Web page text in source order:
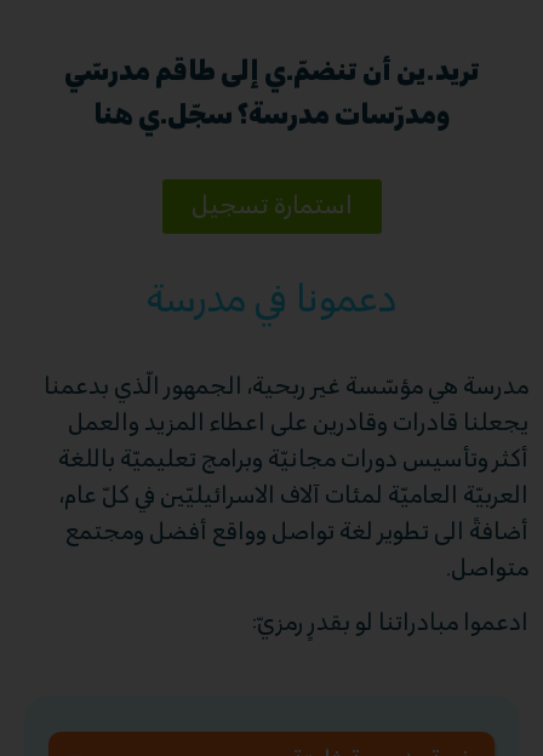
تريد.ين أن تنضمّ.ي إلى طاقم مدرسّي
ومدرّسات مدرسة؟ سجّل.ي هنا
استمارة تسجيل
دعمونا في مدرسة
مدرسة هي مؤسّسة غير ربحية، الجمهور الّذي بدعمنا
يجعلنا قادرات وقادرين على اعطاء المزيد والعمل
أكثر وتأسيس دورات مجانيّة وبرامج تعليميّة باللغة
العربيّة العاميّة لمئات آلاف الاسرائيليّين في كلّ عام،
أضافةً الى تطوير لغة تواصل وواقع أفضل ومجتمع
متواصل.
ادعموا مبادراتنا لو بقدرٍ رمزيّ: